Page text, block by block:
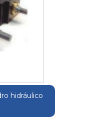
hidráulico